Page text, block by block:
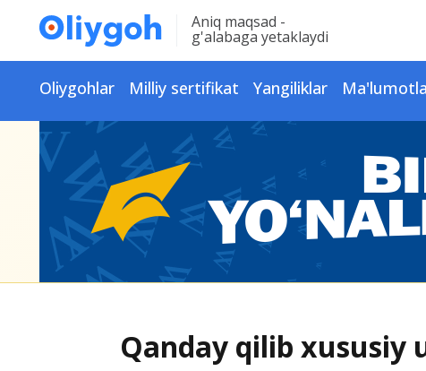
Aniq maqsad -
g'alabaga yetaklaydi
Oliygohlar Milliy sertifikat Yangiliklar
Qanday qilib xususiy